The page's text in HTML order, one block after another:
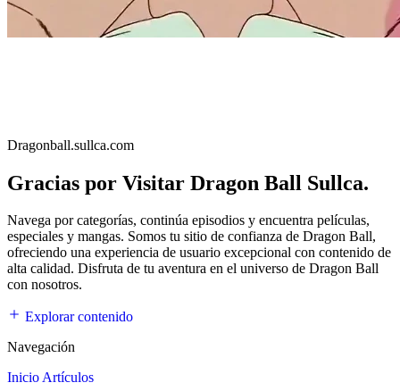
Dragonball.sullca.com
Gracias por Visitar Dragon Ball Sullca.
Navega por categorías, continúa episodios y encuentra películas,
especiales y mangas. Somos tu sitio de confianza de Dragon Ball,
ofreciendo una experiencia de usuario excepcional con contenido de
alta calidad. Disfruta de tu aventura en el universo de Dragon Ball
con nosotros.
Explorar contenido
Navegación
InicioArtículos